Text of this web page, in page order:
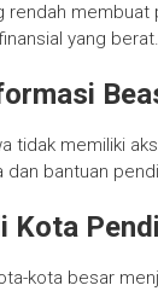
rendah membuat
yang berat.
tidak memiliki
bantuan
Kota
kota besar